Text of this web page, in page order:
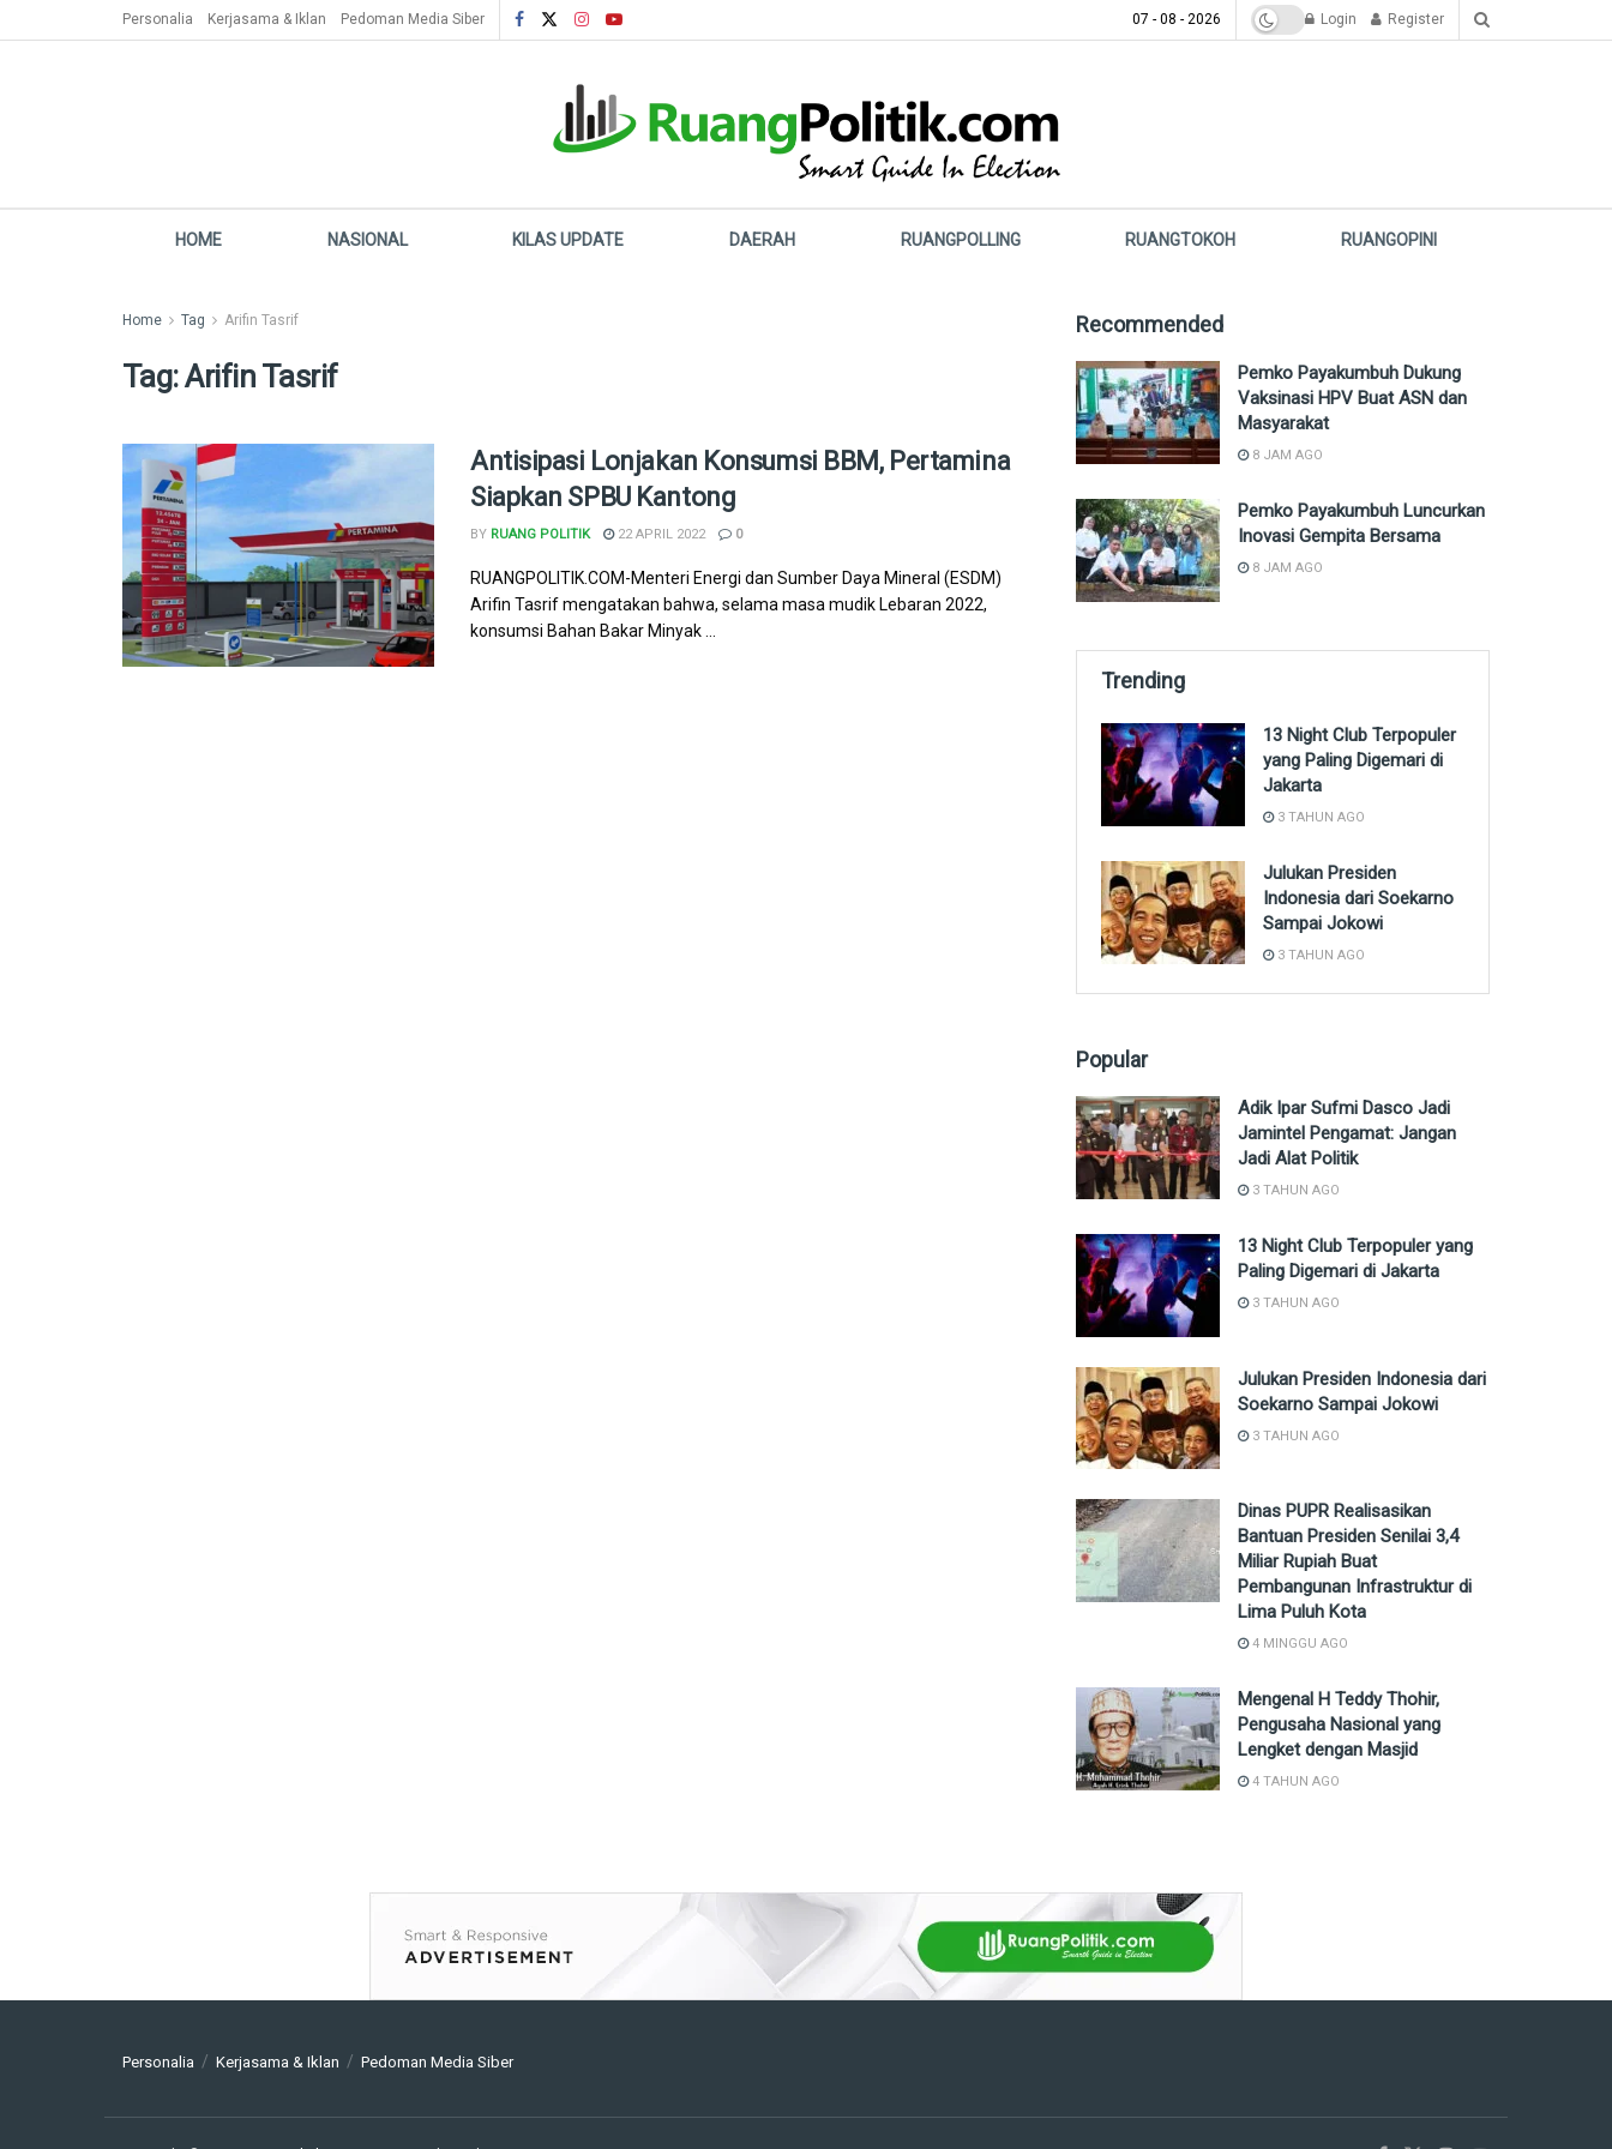
Personalia Kerjasama & Iklan Pedoman Media Siber 07 - 08 - 2026 Login Register
HOME NASIONAL KILAS UPDATE DAERAH RUANGPOLLING RUANGTOKOH RUANGOPINI
Home Tag Arifin Tasrif
Tag:Arifin Tasrif
Antisipasi Lonjakan Konsumsi BBM, Pertamina
Siapkan SPBU Kantong
BY RUANG POLITIK 22 APRIL 2022 0
RUANGPOLITIK.COM-Menteri Energi dan Sumber Daya Mineral (ESDM)
Arifin Tasrif mengatakan bahwa, selama masa mudik Lebaran 2022,
konsumsi Bahan Bakar Minyak ...
Recommended
Pemko Payakumbuh Dukung
Vaksinasi HPV Buat ASN dan
Masyarakat
8 JAM AGO
Pemko Payakumbuh Luncurkan
Inovasi Gempita Bersama
8 JAM AGO
Trending
13 Night Club Terpopuler
yang Paling Digemari di
Jakarta
3 TAHUN AGO
Julukan Presiden
Indonesia dari Soekarno
Sampai Jokowi
3 TAHUN AGO
Popular
Adik Ipar Sufmi Dasco Jadi
Jamintel Pengamat: Jangan
Jadi Alat Politik
3 TAHUN AGO
13 Night Club Terpopuler yang
Paling Digemari di Jakarta
3 TAHUN AGO
Julukan Presiden Indonesia dari
Soekarno Sampai Jokowi
3 TAHUN AGO
Dinas PUPR Realisasikan
Bantuan Presiden Senilai 3,4
Miliar Rupiah Buat
Pembangunan Infrastruktur di
Lima Puluh Kota
4 MINGGU AGO
Mengenal H Teddy Thohir,
Pengusaha Nasional yang
Lengket dengan Masjid
4 TAHUN AGO
Personalia Kerjasama & Iklan Pedoman Media Siber